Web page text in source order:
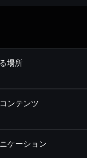
場所
ンテンツ
ケーション